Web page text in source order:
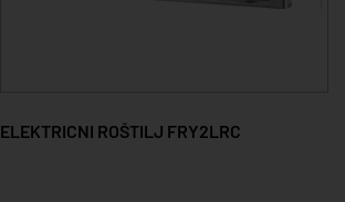
ELEKTRICNI ROŠTILJ FRY2LRC